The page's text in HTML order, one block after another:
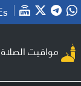
مواقيت الصلاة